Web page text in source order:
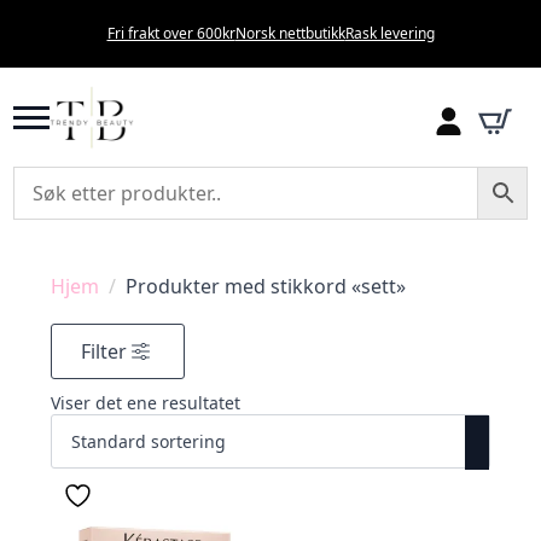
Fri frakt over 600krNorsk nettbutikkRask levering
Hjem Produkter med stikkord «sett»
Filter
Viser det ene resultatet